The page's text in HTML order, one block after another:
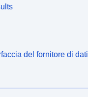
del fornitore di dati